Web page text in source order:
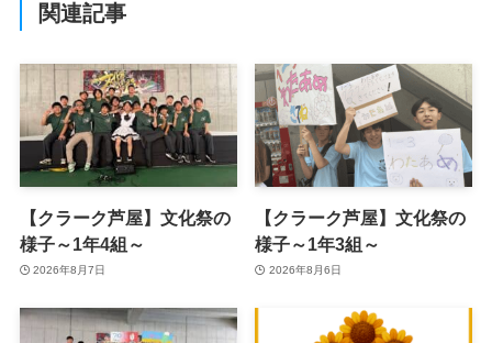
関連記事
【クラーク芦屋】文化祭の
様子～1年4組～
2026年8月7日
【クラーク芦屋】文化祭の
様子～1年3組～
2026年8月6日